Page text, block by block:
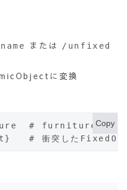
または
/unfixed
に変換
# furnitureタグの全
衝突した
Copy